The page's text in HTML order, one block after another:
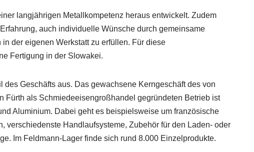
langjährigen Metallkompetenz heraus entwickelt. Zudem
auch individuelle Wünsche durch gemeinsame
der eigenen Werkstatt zu erfüllen. Für diese
Fertigung in der Slowakei.
Geschäfts aus. Das gewachsene Kerngeschäft des von
Fürth als Schmiedeeisengroßhandel gegründeten Betrieb ist
Aluminium. Dabei geht es beispielsweise um französische
verschiedenste Handlaufsysteme, Zubehör für den Laden- oder
Im Feldmann-Lager finde sich rund 8.000 Einzelprodukte.